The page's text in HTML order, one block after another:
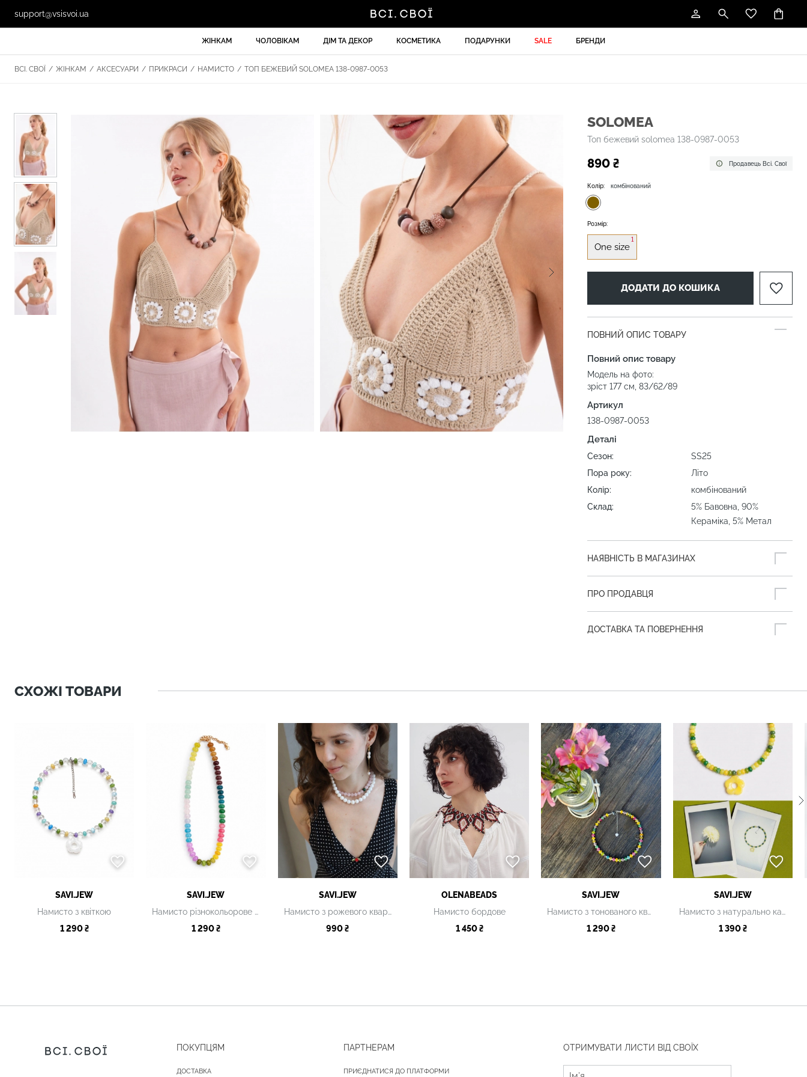
support@vsisvoi.ua
ЖІНКАМ ЧОЛОВІКАМ ДІМ ТА ДЕКОР КОСМЕТИКА ПОДАРУНКИ SALE БРЕНДИ
ВСІ. СВОЇ / ЖІНКАМ / АКСЕСУАРИ / ПРИКРАСИ / НАМИСТО / ТОП БЕЖЕВИЙ SOLOMEA 138-0987-0053
SOLOMEA
Топ бежевий solomea 138-0987-0053
890 ₴ Продавець Всі. Свої
Колір: комбінований
Розмір:
One size
1
ДОДАТИ ДО КОШИКА
ПОВНИЙ ОПИС ТОВАРУ
Повний опис товару
Модель на фото:
зріст 177 см, 83/62/89
Артикул
138-0987-0053
Деталі
Сезон:
SS25
Пора року:
Літо
Колір:
комбінований
Склад:
5% Бавовна, 90%
Кераміка, 5% Метал
НАЯВНІСТЬ В МАГАЗИНАХ
ПРО ПРОДАВЦЯ
ДОСТАВКА ТА ПОВЕРНЕННЯ
СХОЖІ ТОВАРИ
SAVI.JEW
Намисто з квіткою
1 290 ₴
SAVI.JEW
Намисто різнокольорове з кварцу
1 290 ₴
SAVI.JEW
Намисто з рожевого кварцу
990 ₴
OLENABEADS
Намисто бордове
1 450 ₴
SAVI.JEW
Намисто з тонованого кварцу
1 290 ₴
SAVI.JEW
Намисто з натурально каміння з квіткою
1 390 ₴
ПОКУПЦЯМ
ДОСТАВКА
ПАРТНЕРАМ
ПРИЄДНАТИСЯ ДО ПЛАТФОРМИ
ОТРИМУВАТИ ЛИСТИ ВІД СВОЇХ